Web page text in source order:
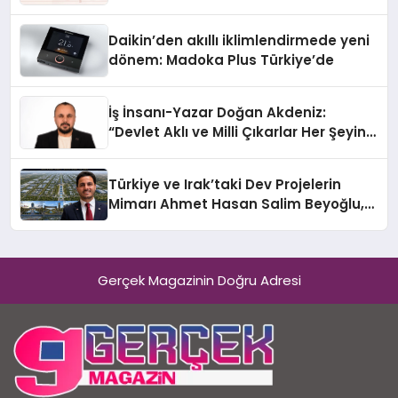
Daikin’den akıllı iklimlendirmede yeni
dönem: Madoka Plus Türkiye’de
İş İnsanı-Yazar Doğan Akdeniz:
“Devlet Aklı ve Milli Çıkarlar Her Şeyin
Türkiye ve Irak’taki Dev Projelerin
Mimarı Ahmet Hasan Salim Beyoğlu,
Hayata Geçirecek
Gerçek Magazinin Doğru Adresi